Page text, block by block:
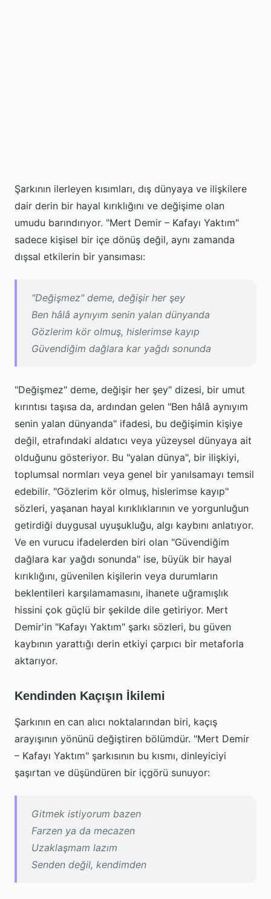
Şarkının ilerleyen kısımları, dış dünyaya ve ilişkilere
dair derin bir hayal kırıklığını ve değişime olan
umudu barındırıyor. "Mert Demir – Kafayı Yaktım"
sadece kişisel bir içe dönüş değil, aynı zamanda
dışsal etkilerin bir yansıması:
"Değişmez" deme, değişir her şey
Ben hâlâ aynıyım senin yalan dünyanda
Gözlerim kör olmuş, hislerimse kayıp
Güvendiğim dağlara kar yağdı sonunda
"Değişmez" deme, değişir her şey" dizesi, bir umut
kırıntısı taşısa da, ardından gelen "Ben hâlâ aynıyım
senin yalan dünyanda" ifadesi, bu değişimin kişiye
değil, etrafındaki aldatıcı veya yüzeysel dünyaya ait
olduğunu gösteriyor. Bu "yalan dünya", bir ilişkiyi,
toplumsal normları veya genel bir yanılsamayı temsil
edebilir. "Gözlerim kör olmuş, hislerimse kayıp"
sözleri, yaşanan hayal kırıklıklarının ve yorgunluğun
getirdiği duygusal uyuşukluğu, algı kaybını anlatıyor.
Ve en vurucu ifadelerden biri olan "Güvendiğim
dağlara kar yağdı sonunda" ise, büyük bir hayal
kırıklığını, güvenilen kişilerin veya durumların
beklentileri karşılamamasını, ihanete uğramışlık
hissini çok güçlü bir şekilde dile getiriyor. Mert
Demir'in "Kafayı Yaktım" şarkı sözleri, bu güven
kaybının yarattığı derin etkiyi çarpıcı bir metaforla
aktarıyor.
Kendinden Kaçışın İkilemi
Şarkının en can alıcı noktalarından biri, kaçış
arayışının yönünü değiştiren bölümdür. "Mert Demir
– Kafayı Yaktım" şarkısının bu kısmı, dinleyiciyi
şaşırtan ve düşündüren bir içgörü sunuyor:
Gitmek istiyorum bazen
Farzen ya da mecazen
Uzaklaşmam lazım
Senden değil, kendimden